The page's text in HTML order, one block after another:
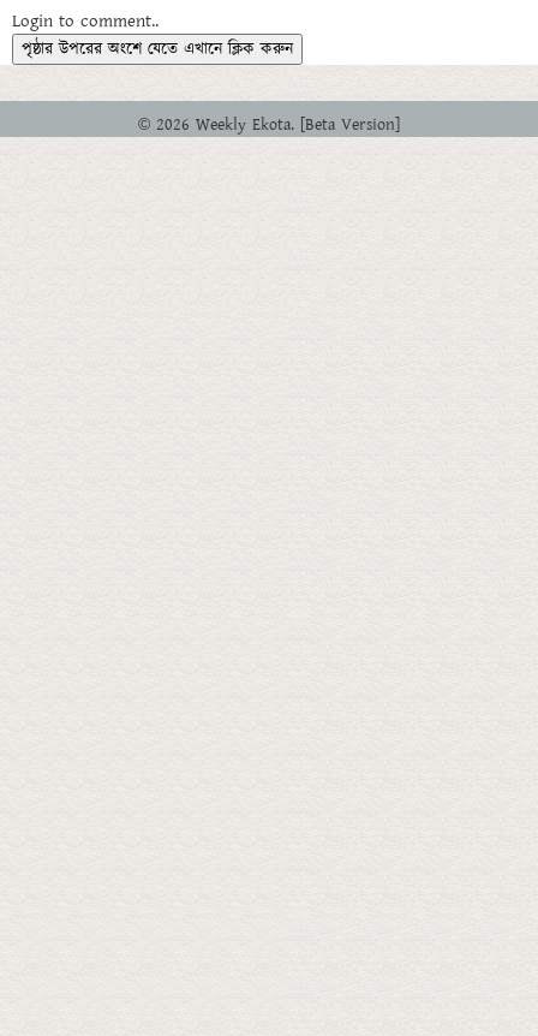
Login to comment..
পৃষ্ঠার উপরের অংশে যেতে এখানে ক্লিক করুন
© 2026 Weekly Ekota. [Beta Version]